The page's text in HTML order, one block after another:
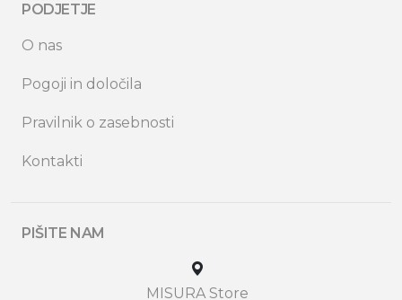
PODJETJE
O nas
Pogoji in določila
Pravilnik o zasebnosti
Kontakti
PIŠITE NAM
MISURA Store